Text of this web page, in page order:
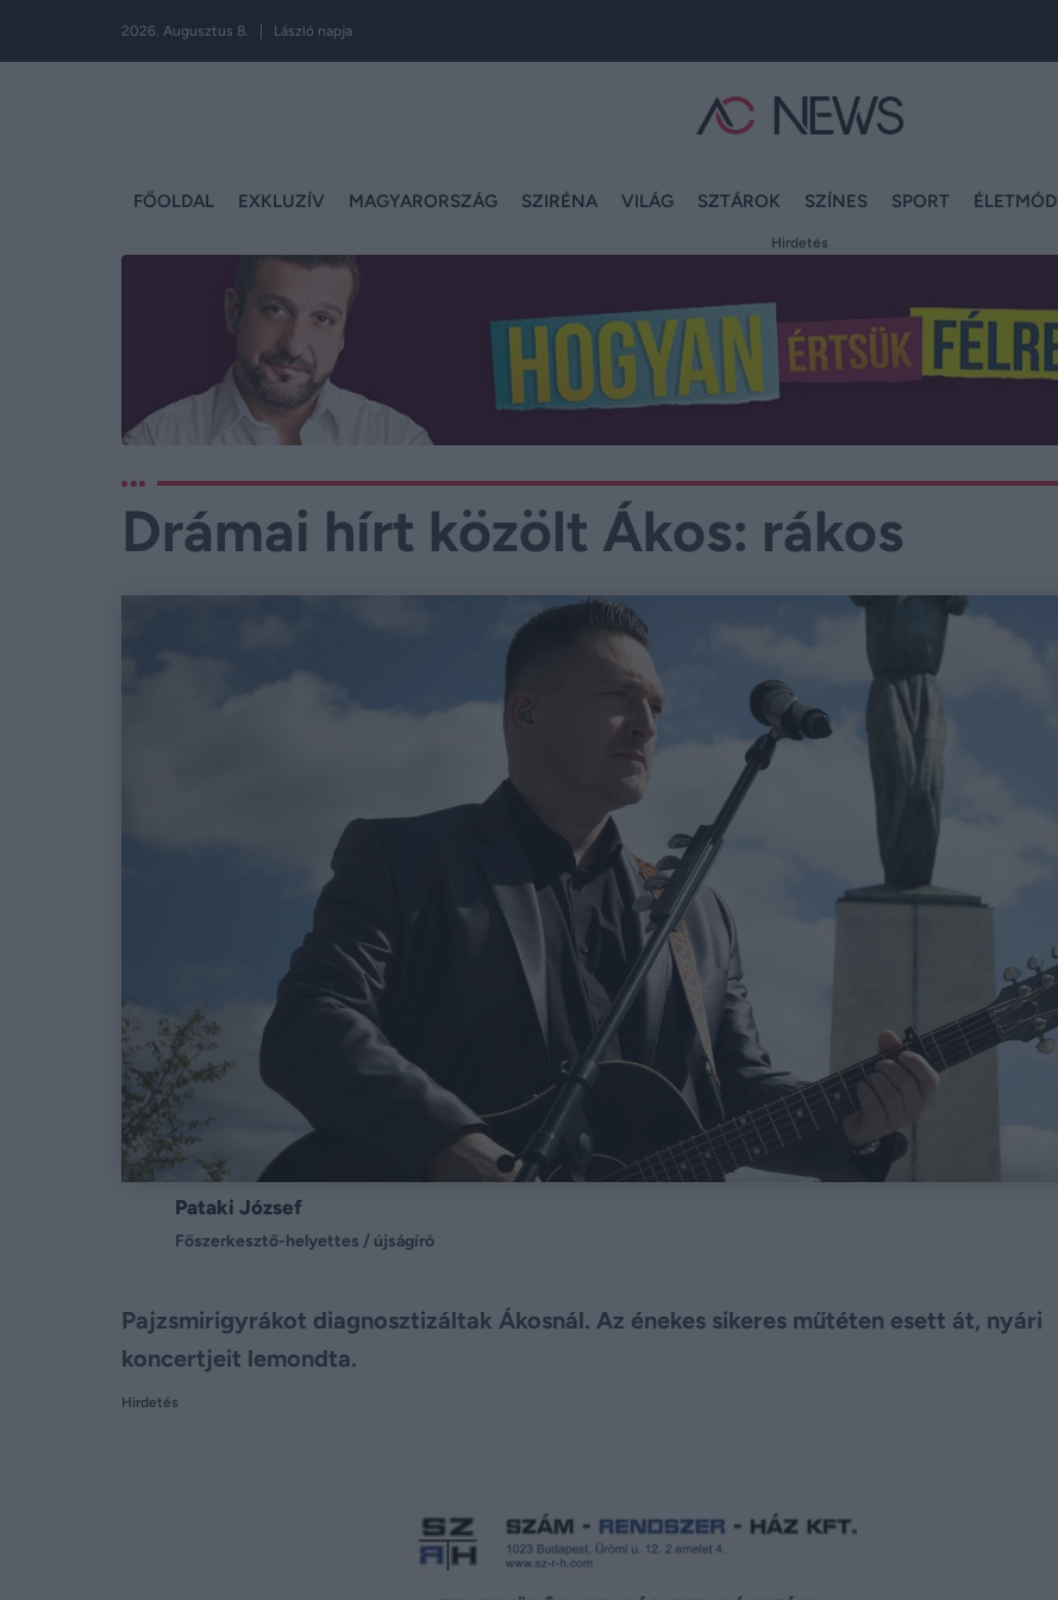
2026. Augusztus 8. | László napja
FŐOLDAL EXKLUZÍV MAGYARORSZÁG SZIRÉNA VILÁG SZTÁROK SZÍNES SPORT ÉLETMÓD
Hirdetés
Drámai hírt közölt Ákos: rákos
Pataki József
Főszerkesztő-helyettes / újságíró
Pajzsmirigyrákot diagnosztizáltak Ákosnál. Az énekes sikeres műtéten esett át, nyári
koncertjeit lemondta.
Hirdetés